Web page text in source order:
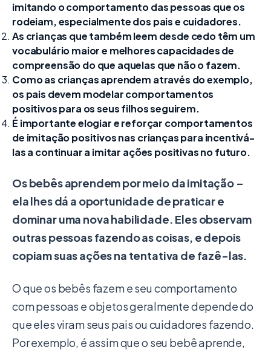
imitando o comportamento das pessoas que os
rodeiam, especialmente dos pais e cuidadores.
As crianças que também leem desde cedo têm um
vocabulário maior e melhores capacidades de
compreensão do que aquelas que não o fazem.
Como as crianças aprendem através do exemplo,
os pais devem modelar comportamentos
positivos para os seus filhos seguirem.
É importante elogiar e reforçar comportamentos
de imitação positivos nas crianças para incentivá-
las a continuar a imitar ações positivas no futuro.
Os bebês aprendem por meio da imitação –
ela lhes dá a oportunidade de praticar e
dominar uma nova habilidade. Eles observam
outras pessoas fazendo as coisas, e depois
copiam suas ações na tentativa de fazê-las.
O que os bebês fazem e seu comportamento
com pessoas e objetos geralmente depende do
que eles viram seus pais ou cuidadores fazendo.
Por exemplo, é assim que o seu bebê aprende,